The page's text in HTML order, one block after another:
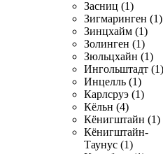
Засниц (1)
Зигмаринген (1)
Зинцхайм (1)
Золинген (1)
Зюльцхайн (1)
Ингольштадт (1)
Инцелль (1)
Карлсруэ (1)
Кёльн (4)
Кёнигштайн (1)
Кёнигштайн-
Таунус (1)